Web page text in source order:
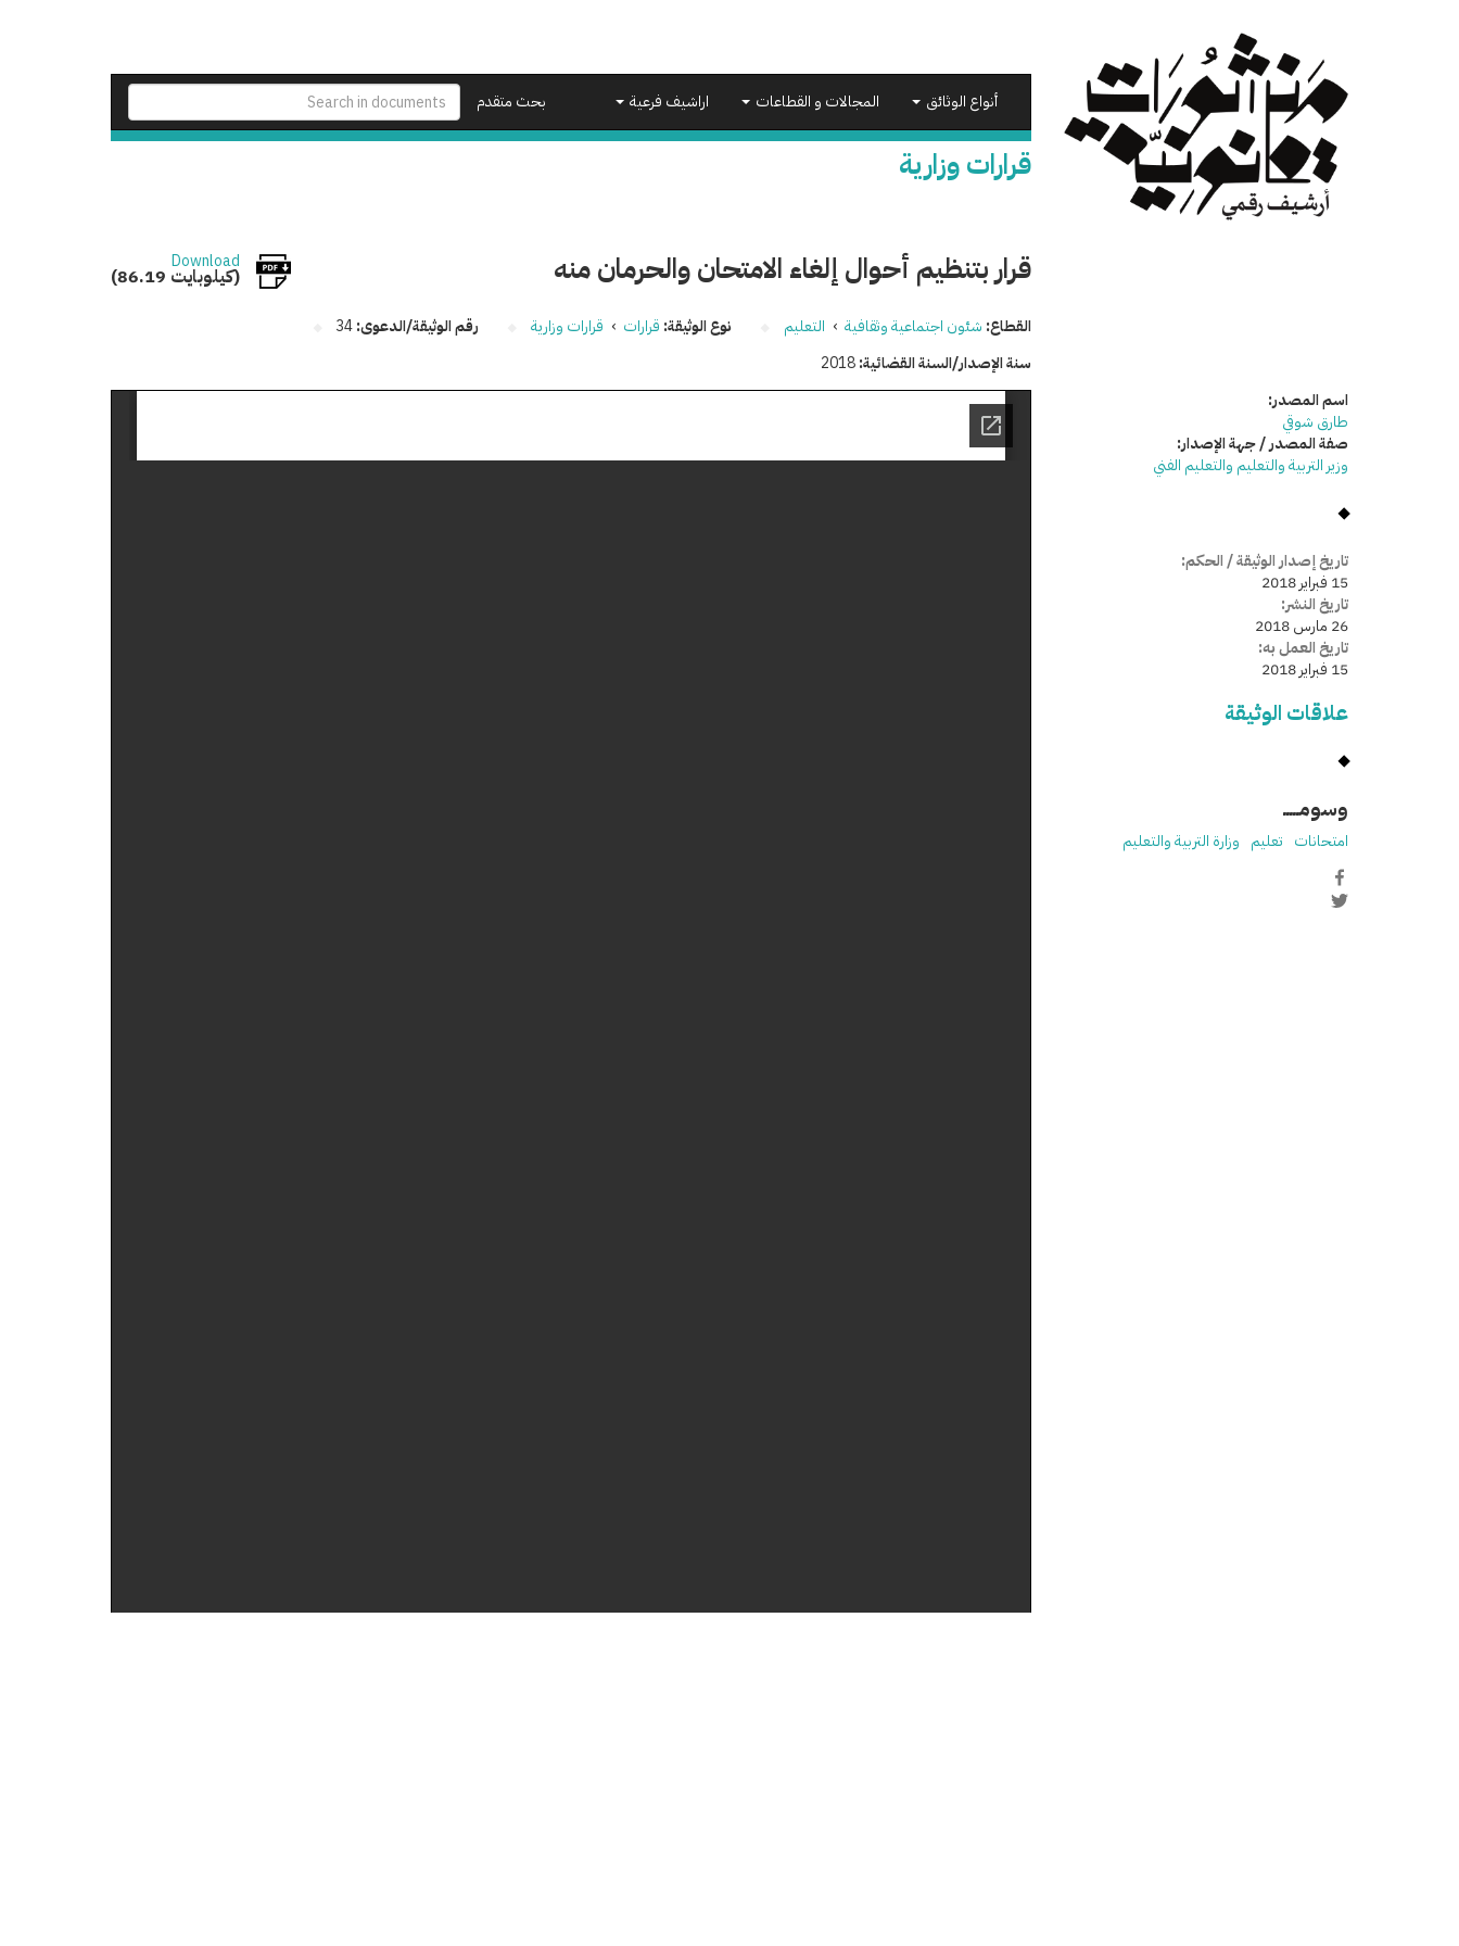
بحث متقدم
أنواع الوثائق المجالات و القطاعات اراشيف فرعية
قرارات وزارية
قرار بتنظيم أحوال إلغاء الامتحان والحرمان منه Download
(86.19 كيلوبايت)
القطاع: شئون اجتماعية وثقافية › التعليم نوع الوثيقة: قرارات › قرارات وزارية رقم الوثيقة/الدعوى:34
سنة الإصدار/السنة القضائية:2018
اسم المصدر:
طارق شوقي
صفة المصدر / جهة الإصدار:
وزير التربية والتعليم والتعليم الفني
تاريخ إصدار الوثيقة / الحكم:
15 فبراير 2018
تاريخ النشر:
26 مارس 2018
تاريخ العمل به:
15 فبراير 2018
علاقات الوثيقة
وسومـــــ
امتحانات تعليم وزارة التربية والتعليم